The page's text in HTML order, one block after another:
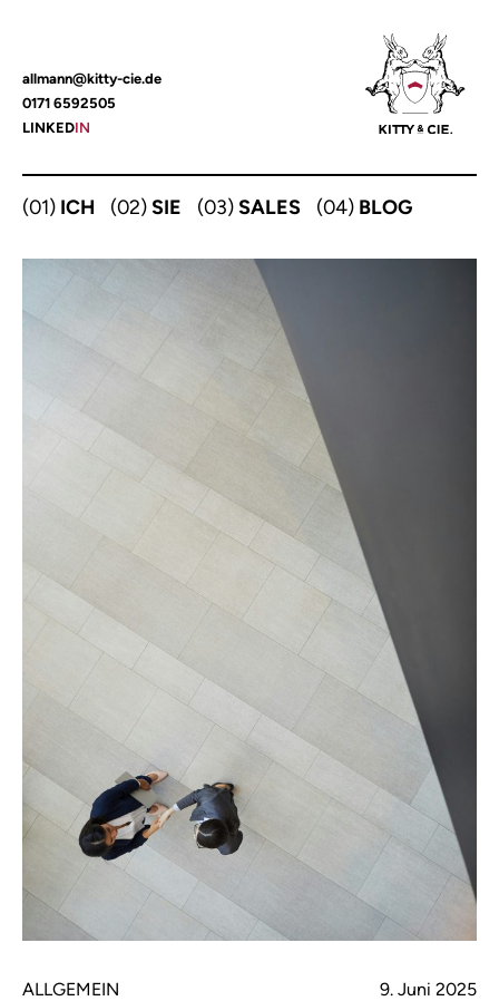
Inhalt
springen
allmann@kitty-cie.de
0171 6592505
LINKEDIN
(01) ICH (02)SIE (03)SALES (04) BLOG
ALLGEMEIN 9. Juni 2025